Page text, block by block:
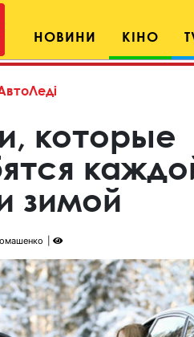
НОВИНИ КІНО
которые
зимой